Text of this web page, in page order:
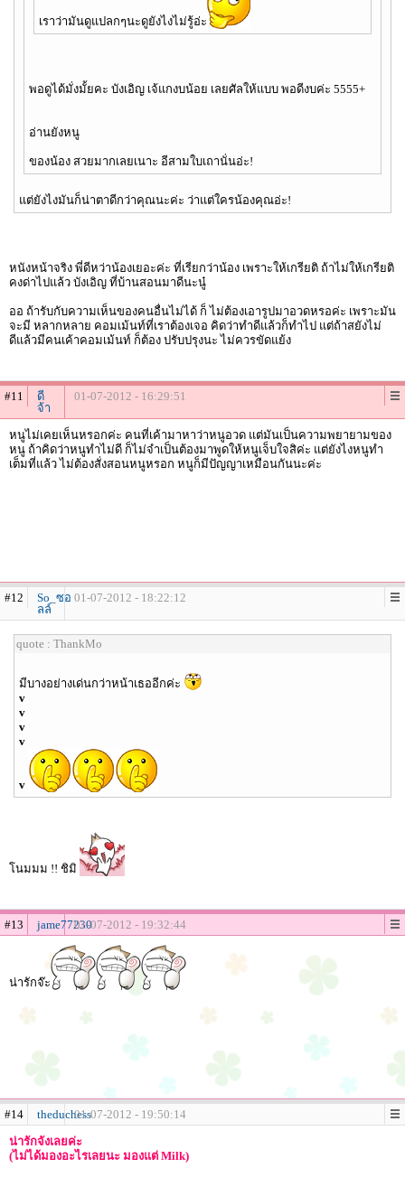
เราว่ามันดูแปลกๆนะดูยังไงไม่รู้อ่ะ
พอดูได้มั่งมั้ยคะ บังเอิญ เจ้แกงบน้อย เลยศัลให้แบบ พอดีงบค่ะ 5555+
อ่านยังหนู
ของน้อง สวยมากเลยเนาะ อีสามใบเถานั่นอ่ะ!
แต่ยังไงมันก็น่าตาดีกว่าคุณนะค่ะ ว่าแต่ใครน้องคุณอ่ะ!
หนังหน้าจริง พี่ดีหว่าน้องเยอะค่ะ ที่เรียกว่าน้อง เพราะให้เกรียติ ถ้าไม่ให้เกรียติ
คงด่าไปแล้ว บังเอิญ ที่บ้านสอนมาดีนะนู๋
ออ ถ้ารับกับความเห็นของคนอื่นไม่ได้ ก็ ไม่ต้องเอารูปมาอวดหรอค่ะ เพราะมัน
จะมี หลากหลาย คอมเม้นท์ที่เราต้องเจอ คิดว่าทำดีแล้วก็ทำไป แต่ถ้าสยังไม่
ดีแล้วมีคนเค้าคอมเม้นท์ ก็ต้อง ปรับปรุงนะ ไม่ควรขัดแย้ง
#11
ดี
จ้า
01-07-2012 - 16:29:51
หนูไม่เคยเห็นหรอกค่ะ คนที่เค้ามาหาว่าหนูอวด แต่มันเป็นความพยายามของ
หนู ถ้าคิดว่าหนูทำไม่ดี ก็ไม่จำเป็นต้องมาพูดให้หนูเจ็บใจสิค่ะ แต่ยังไงหนูทำ
เต็มที่แล้ว ไม่ต้องสั่งสอนหนูหรอก หนูก็มีปัญญาเหมือนกันนะค่ะ
#12
So_ซอ
ลล์
01-07-2012 - 18:22:12
quote : ThankMo
มีบางอย่างเด่นกว่าหน้าเธออีกค่ะ
v
v
v
v
v
โนมมม !! ชิมิ
#13 jame7723001-07-2012 - 19:32:44
น่ารักจ๊ะ
#14 theduchess01-07-2012 - 19:50:14
น่ารักจังเลยค่ะ
(ไม่ได้มองอะไรเลยนะ มองแต่ Milk)